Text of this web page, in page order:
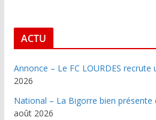
ACTU
Annonce – Le FC LOURDES recrute
2026
National – La Bigorre bien présente
août 2026